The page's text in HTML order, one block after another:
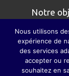
Notre
Nous
véritable à
du
Nous utilisons
expérience de
des services
accepter ou
souhaitez en